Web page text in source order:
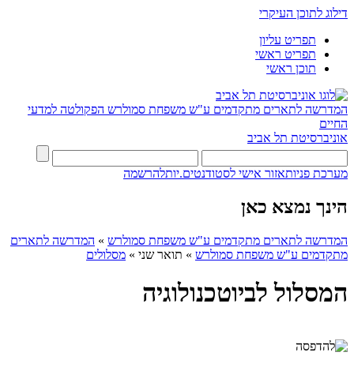
דילוג לתוכן העיקרי
תפריט עליון
תפריט ראשי
תוכן ראשי
המדרשה לתארים מתקדמים ע"ש משפחת סמולרש הפקולטה למדעי
החיים
אוניברסיטת תל אביב
מערכת פניותאזור אישי לסטודנטים.יותלהרשמה
הינך נמצא כאן
המדרשה לתארים מתקדמים ע"ש משפחת סמולרש » המדרשה לתארים
מתקדמים ע"ש משפחת סמולרש » תואר שני » מסלולים
המסלול לביוטכנולוגיה